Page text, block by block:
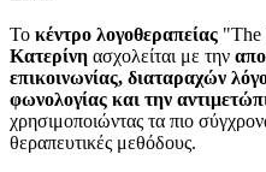
Το κέντρο λογοθεραπείας "The
Κατερίνη ασχολείται με την
επικοινωνίας, διαταραχών
φωνολογίας και την
χρησιμοποιώντας τα πιο
θεραπευτικές μεθόδους.